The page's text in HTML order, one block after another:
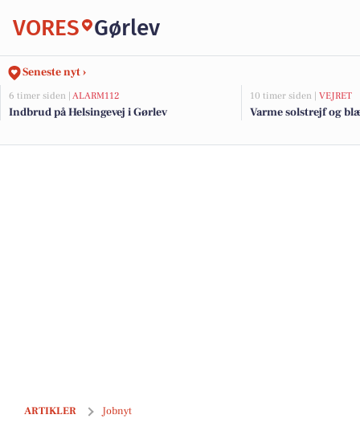
VORES Gørlev
Seneste nyt ›
6 timer siden | ALARM112
Indbrud på Helsingevej i Gørlev
10 timer siden | VEJRET
Varme solstrejf og
ARTIKLER Jobnyt
Social- og sundhedshjælper til dagvagt i Hjemmeplejen Høng